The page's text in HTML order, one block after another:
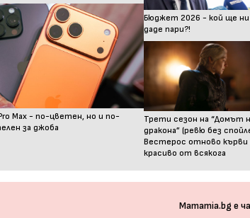
Max - по-цветен, но и по-
за джоба
Бюджет 2026 - кой ще ни
даде пари?!
Трети сезон на “Домът
дракона” (ревю без
Вестерос отново кърви
красиво от всякога
Mamamia.bg е